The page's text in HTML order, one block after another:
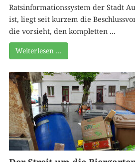
Ratsinformationssystem der Stadt
ist, liegt seit kurzem die
die vorsieht, den kompletten ...
Weiterlesen …